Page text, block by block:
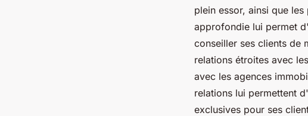
plein essor, ainsi que
approfondie lui permet
conseiller ses clients de
relations étroites avec
avec les agences
relations lui permettent
exclusives pour ses